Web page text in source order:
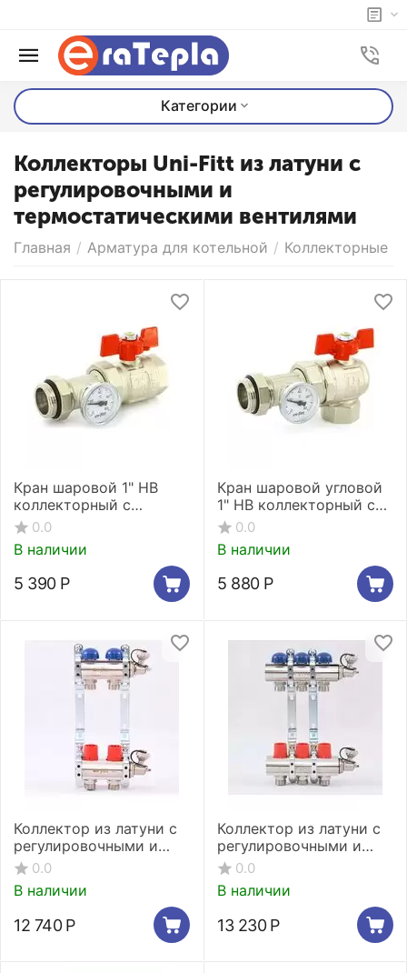
Категории
Коллекторы Uni-Fitt из латуни с
регулировочными и
термостатическими вентилями
Главная / Арматура для котельной / Коллекторные
Кран шаровой 1" НВ
коллекторный с
термометром
0.0
В наличии
5 390 Р
Кран шаровой угловой
1" НВ коллекторный с
термометром
0.0
В наличии
5 880 Р
Коллектор из латуни с
регулировочными и
термостатическими
вентилями 2 выхода
0.0
В наличии
12 740 Р
Коллектор из латуни с
регулировочными и
термостатическими
вентилями 3 выхода
0.0
В наличии
13 230 Р